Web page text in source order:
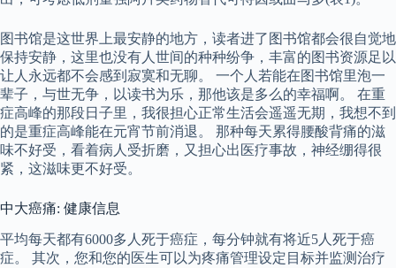
图书馆是这世界上最安静的地方，读者进了图书馆都会很自觉地
保持安静，这里也没有人世间的种种纷争，丰富的图书资源足以
让人永远都不会感到寂寞和无聊。 一个人若能在图书馆里泡一
辈子，与世无争，以读书为乐，那他该是多么的幸福啊。 在重
症高峰的那段日子里，我很担心正常生活会遥遥无期，我想不到
的是重症高峰能在元宵节前消退。 那种每天累得腰酸背痛的滋
味不好受，看着病人受折磨，又担心出医疗事故，神经绷得很
紧，这滋味更不好受。
中大癌痛: 健康信息
平均每天都有6000多人死于癌症，每分钟就有将近5人死于癌
症。 其次，您和您的医生可以为疼痛管理设定目标并监测治疗